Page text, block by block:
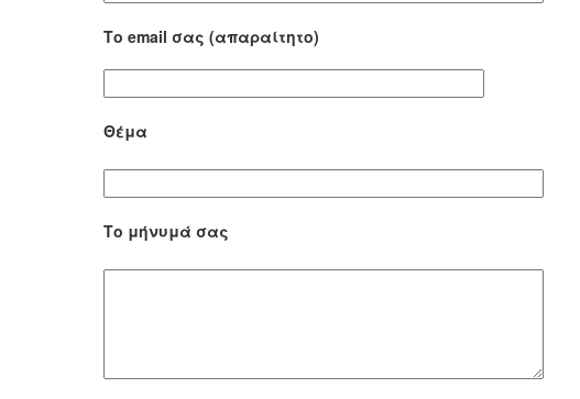
Το email σας (απαραίτητο)
Θέμα
Το μήνυμά σας